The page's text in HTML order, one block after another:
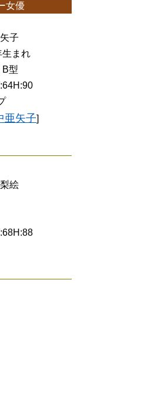
女優
子
生まれ
B型
亜矢子]
絵